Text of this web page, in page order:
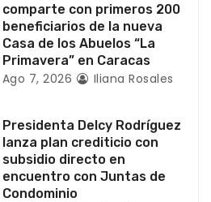
comparte con primeros 200
beneficiarios de la nueva
Casa de los Abuelos “La
Primavera” en Caracas
Ago 7, 2026 Iliana Rosales
Presidenta Delcy Rodríguez
lanza plan crediticio con
subsidio directo en
encuentro con Juntas de
Condominio